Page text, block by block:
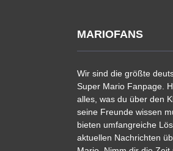
MARIOFANS
Wir sind die größte
Super Mario Fanpage.
alles, was du über den
seine Freunde wissen
bieten umfangreiche
aktuellen Nachrichten